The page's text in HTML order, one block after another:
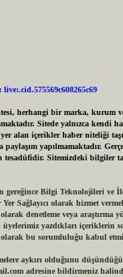
live:.cid.575569c608265c69
herhangi bir marka, kurum
Sitede yalnızca kendi
alan içerikler haber niteliği
yapılmamaktadır.
tesadüfidir. Sitemizdeki bilgiler
gereğince Bilgi Teknolojileri ve
Sağlayıcı olarak hizmet
denetleme veya araştırma
yazdıkları içeriklerin
olarak bu sorumluluğu kabul
aykırı olduğunu
adresine bildirmeniz